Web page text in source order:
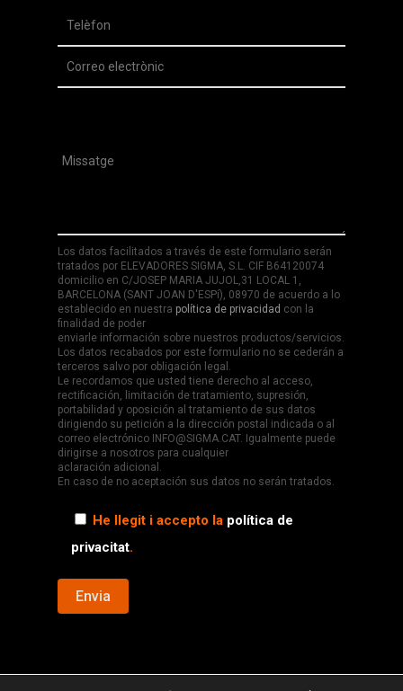
Los datos facilitados a través de este formulario serán
tratados por ELEVADORES SIGMA, S.L. CIF B64120074
domicilio en C/JOSEP MARIA JUJOL,31 LOCAL 1,
BARCELONA (SANT JOAN D'ESPí), 08970 de acuerdo a lo
establecido en nuestra política de privacidad con la
finalidad de poder
enviarle información sobre nuestros productos/servicios.
Los datos recabados por este formulario no se cederán a
terceros salvo por obligación legal.
Le recordamos que usted tiene derecho al acceso,
rectificación, limitación de tratamiento, supresión,
portabilidad y oposición al tratamiento de sus datos
dirigiendo su petición a la dirección postal indicada o al
correo electrónico INFO@SIGMA.CAT. Igualmente puede
dirigirse a nosotros para cualquier
aclaración adicional.
En caso de no aceptación sus datos no serán tratados.
He llegit i accepto la política de
privacitat.